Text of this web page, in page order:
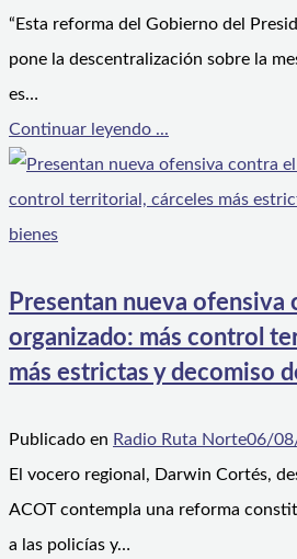
“Esta reforma del Gobierno del
pone la descentralización sobre la
es…
Continuar leyendo ...
Presentan nueva ofensiva
organizado: más control
más estrictas y decomiso
Publicado en Radio Ruta Norte06/
El vocero regional, Darwin Cortés,
ACOT contempla una reforma
a las policías y…